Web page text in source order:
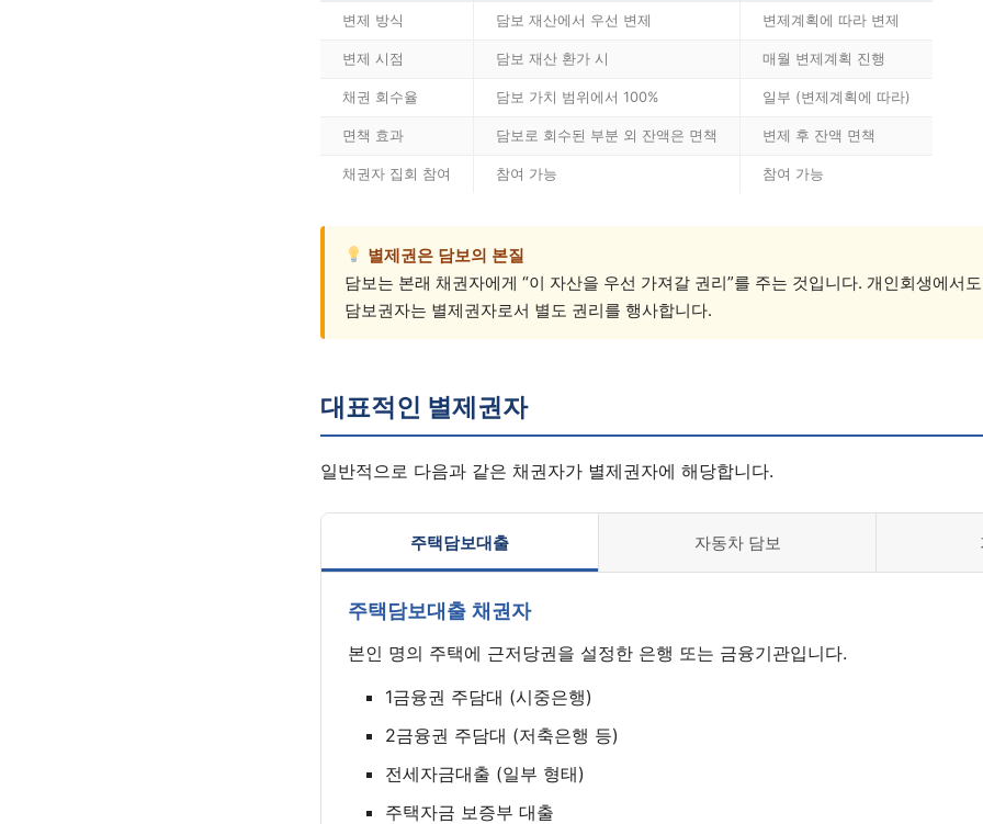
변제 방식 담보 재산에서 우선 변제 변제계획에 따라 변제
변제 시점 담보 재산 환가 시 매월 변제계획 진행
채권 회수율 담보 가치 범위에서 100% 일부 (변제계획에 따라)
면책 효과 담보로 회수된 부분 외 잔액은 면책 변제 후 잔액 면책
채권자 집회 참여 참여 가능 참여 가능
별제권은 담보의 본질
담보는 본래 채권자에게 “이 자산을 우선 가져갈 권리”를 주는 것입니다. 개인회생에서
담보권자는 별제권자로서 별도 권리를 행사합니다.
대표적인 별제권자
일반적으로 다음과 같은 채권자가 별제권자에 해당합니다.
주택담보대출 자동차 담보
주택담보대출 채권자
본인 명의 주택에 근저당권을 설정한 은행 또는 금융기관입니다.
1금융권 주담대 (시중은행)
2금융권 주담대 (저축은행 등)
전세자금대출 (일부 형태)
주택자금 보증부 대출